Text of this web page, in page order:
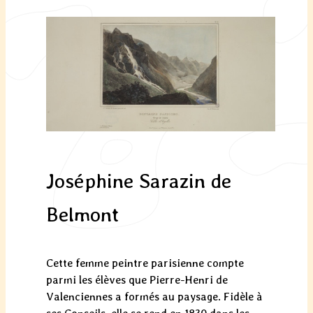
Joséphine Sarazin de
Belmont
Cette femme peintre parisienne compte
parmi les élèves que Pierre-Henri de
Valenciennes a formés au paysage. Fidèle à